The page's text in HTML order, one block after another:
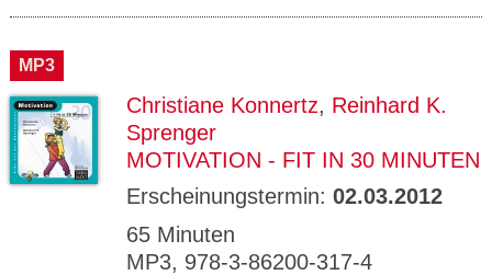
MP3
Christiane Konnertz, Reinhard K.
Sprenger
MOTIVATION - FIT IN 30 MINUTEN
Erscheinungstermin: 02.03.2012
65 Minuten
MP3, 978-3-86200-317-4